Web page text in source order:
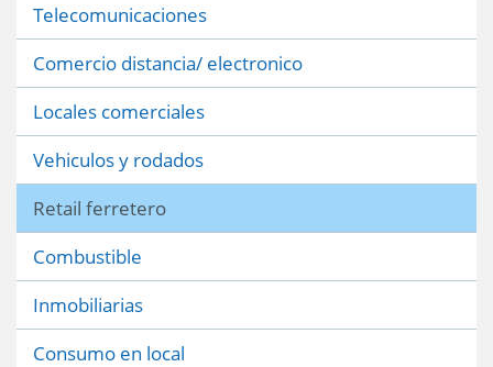
Telecomunicaciones
Comercio distancia/ electronico
Locales comerciales
Vehiculos y rodados
Retail ferretero
Combustible
Inmobiliarias
Consumo en local